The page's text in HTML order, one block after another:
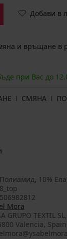
Добави в
и връщане в
при Вас до
СМЯНА
10%
Mora
GRUPO TEXTIL
Valencia,